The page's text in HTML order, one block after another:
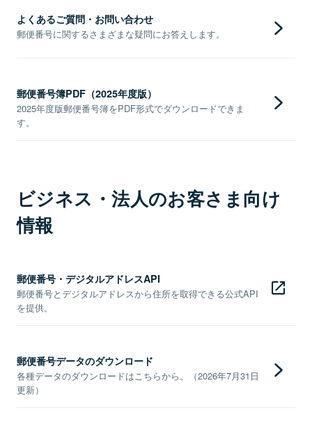
よくあるご質問・お問い合わせ
郵便番号に関するさまざまな疑問にお答えします。
郵便番号簿PDF（2025年度版）
2025年度版郵便番号簿をPDF形式でダウンロードできま
す。
ビジネス・法人のお客さま向け
情報
郵便番号・デジタルアドレスAPI
郵便番号とデジタルアドレスから住所を取得できる公式API
を提供。
郵便番号データのダウンロード
各種データのダウンロードはこちらから。（2026年7月31日
更新）